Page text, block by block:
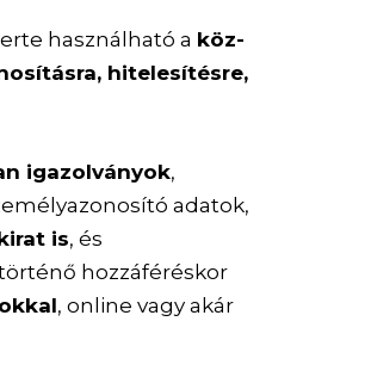
használható a köz-
hitelesítésre,
igazolványok,
adatok,
is, és
hozzáféréskor
, online vagy akár